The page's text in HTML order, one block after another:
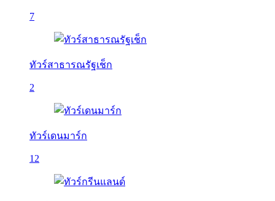
7
ทัวร์สาธารณรัฐเช็ก
2
ทัวร์เดนมาร์ก
12